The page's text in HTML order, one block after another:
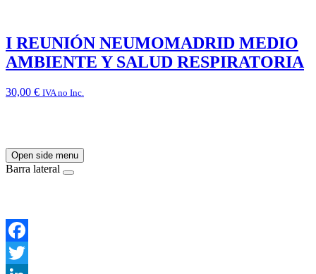
I REUNIÓN NEUMOMADRID MEDIO
AMBIENTE Y SALUD RESPIRATORIA
30,00 € IVA no Inc.
Open side menu
Barra lateral
Facebook